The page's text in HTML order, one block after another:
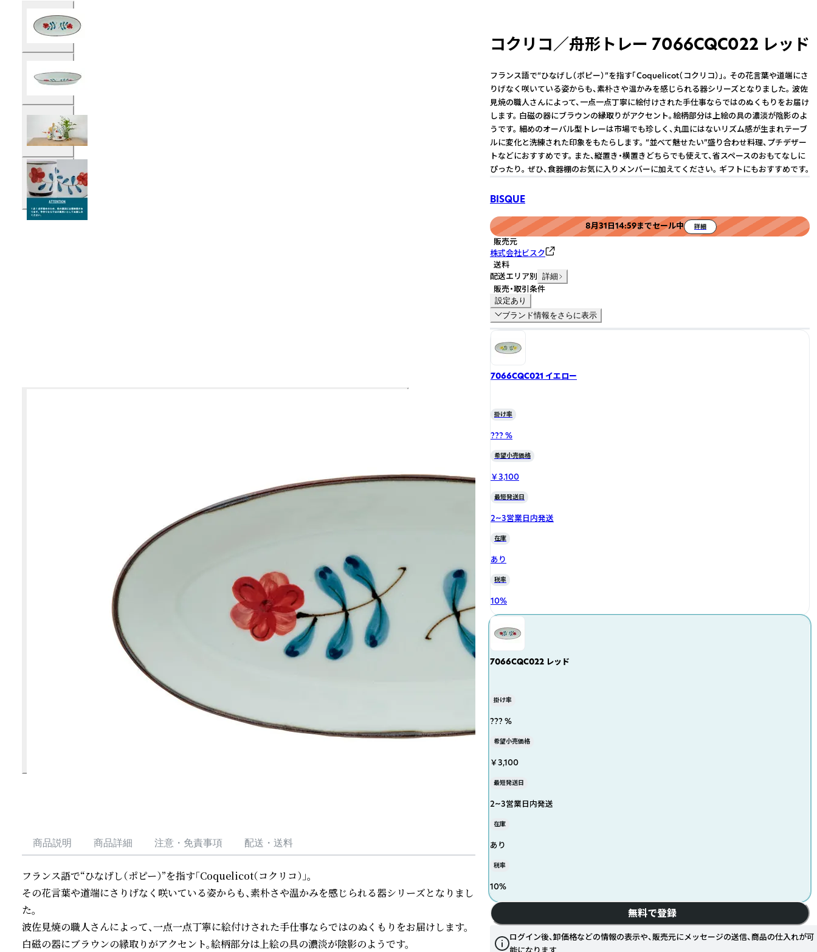
商品説明 商品詳細 注意・免責事項 配送・送料
フランス語で“ひなげし（ポピー）”を指す「Coquelicot（コクリコ）」。
その花言葉や道端にさりげなく咲いている姿からも、素朴さや温かみを感じられる器シリーズとなりまし
た。
波佐見焼の職人さんによって、一点一点丁寧に絵付けされた手仕事ならではのぬくもりをお届けします。
白磁の器にブラウンの縁取りがアクセント。絵柄部分は上絵の具の濃淡が陰影のようです。
コクリコ／舟形トレー 7066CQC022 レッド
フランス語で“ひなげし（ポピー）”を指す「Coquelicot（コクリコ）」。 その花言葉や道端にさ
りげなく咲いている姿からも、素朴さや温かみを感じられる器シリーズとなりました。 波佐
見焼の職人さんによって、一点一点丁寧に絵付けされた手仕事ならではのぬくもりをお届け
します。 白磁の器にブラウンの縁取りがアクセント。絵柄部分は上絵の具の濃淡が陰影のよ
うです。 細めのオーバル型トレーは市場でも珍しく、丸皿にはないリズム感が生まれテーブ
ルに変化と洗練された印象をもたらします。 “並べて魅せたい”盛り合わせ料理、プチデザー
トなどにおすすめです。 また、縦置き・横置きどちらでも使えて、省スペースのおもてなしに
ぴったり。 ぜひ、食器棚のお気に入りメンバーに加えてください。 ギフトにもおすすめです。
BISQUE
8月31日14:59までセール中 詳細
販売元
株式会社ビスク
送料
配送エリア別 詳細
販売・取引条件
設定あり
ブランド情報をさらに表示
7066CQC021 イエロー
掛け率
??? %
希望小売価格
￥3,100
最短発送日
2~3営業日内発送
在庫
あり
税率
10%
7066CQC022 レッド
掛け率
??? %
希望小売価格
￥3,100
最短発送日
2~3営業日内発送
在庫
あり
税率
10%
無料で登録
ログイン後、卸価格などの情報の表示や、販売元にメッセージの送信、商品の仕入れが可